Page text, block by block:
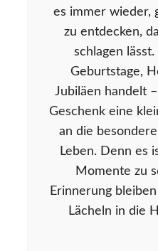
es immer wieder,
zu entdecken,
schlagen
Geburtstage,
Jubiläen handelt
Geschenk eine
an die
Leben. Denn es
Momente zu
Erinnerung
Lächeln in die